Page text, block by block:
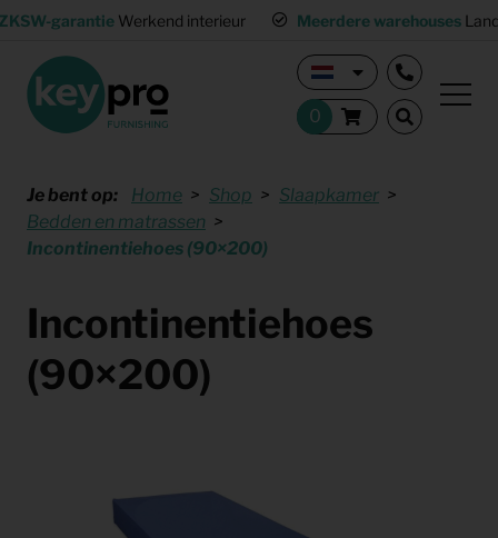
garantie Werkend interieur Meerdere warehouses
Je bent op: Home Shop
Slaapkamer
Bedden en matrassen
Incontinentiehoes (90×200)
Incontinentiehoes
(90×200)